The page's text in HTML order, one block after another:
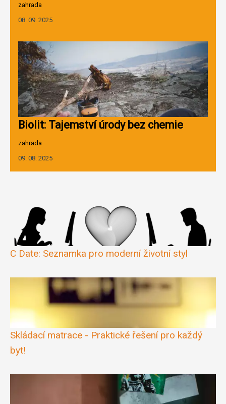
zahrada
08. 09. 2025
Biolit: Tajemství úrody bez chemie
zahrada
09. 08. 2025
C Date: Seznamka pro moderní životní styl
Skládací matrace - Praktické řešení pro každý
byt!